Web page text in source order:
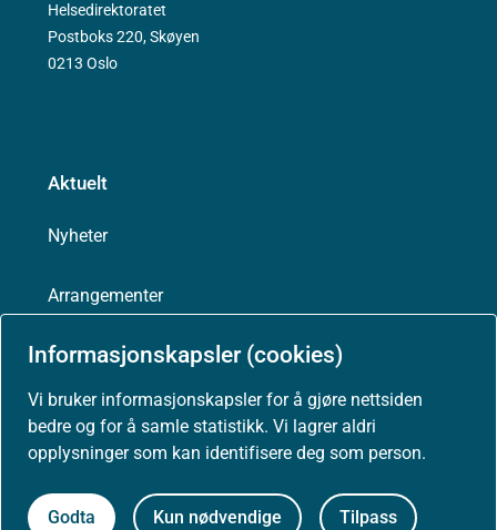
Informasjonskapsler (cookies)
Vi bruker informasjonskapsler for å gjøre nettsiden
bedre og for å samle statistikk. Vi lagrer aldri
opplysninger som kan identifisere deg som person.
Godta Kun nødvendige Tilpass
Helsedirektoratet
Postboks 220, Skøyen
0213 Oslo
Aktuelt
Nyheter
Arrangementer
Høringer
Presse